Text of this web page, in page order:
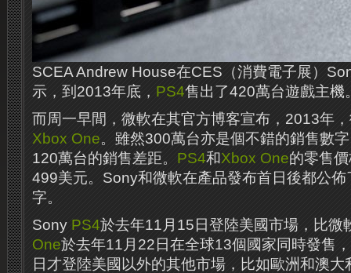
SCEA Andrew House在CES（消費電子展）
示，到2013年底， PS4售出了420萬台遊戲主機
而周一早間，微軟在其官方博客宣布，2013年
Xbox One。雖然300萬台亦是個不錯的銷售數
120萬台的銷售差距。 PS4和Xbox One的零售
499美元。Sony和微軟在產品發布首日後都公
字。
Sony PS4於去年11月15日登陸美國市場，比微
One於去年11月22日在全球13個國家同時發售，
日才登陸美國以外的其他市場，比如歐洲和澳大